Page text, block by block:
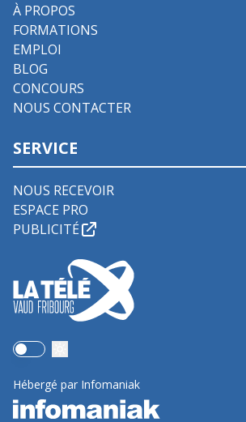
À PROPOS
FORMATIONS
EMPLOI
BLOG
CONCOURS
NOUS CONTACTER
SERVICE
NOUS RECEVOIR
ESPACE PRO
PUBLICITÉ
Use setting
Hébergé par Infomaniak